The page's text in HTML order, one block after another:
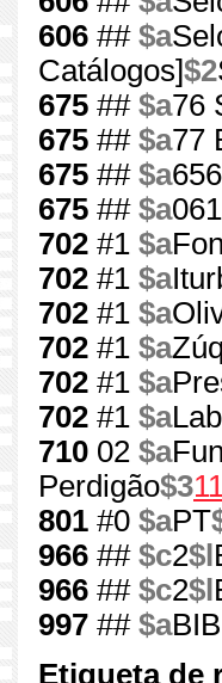
606 ## $a
Catálogos]$2
675 ## $a76
675 ## $a77
675 ## $a
675 ## $a
702 #1 $a
702 #1 $a
702 #1 $a
702 #1 $a
702 #1 $a
702 #1 $a
710 02 $a
Perdigão$3
801 #0 $aPT
966 ## $c2$l
966 ## $c2$l
997 ## $a
Etiqueta de